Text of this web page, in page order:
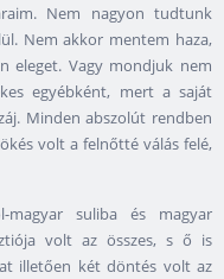
Nem nagyon tudtunk
Nem akkor mentem haza,
eleget. Vagy mondjuk nem
egyébként, mert a saját
Minden abszolút rendben
volt a felnőtté válás felé,
magyar suliba és magyar
volt az összes, s ő is
illetően két döntés volt az